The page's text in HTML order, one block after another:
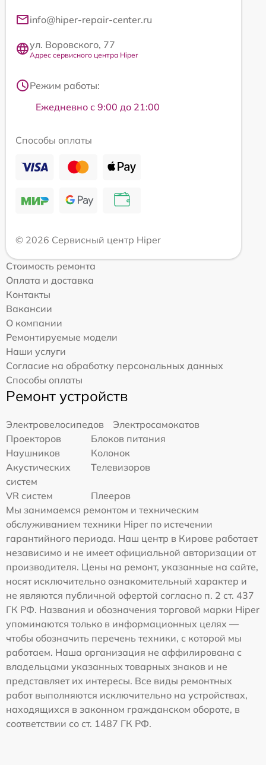
info@hiper-repair-center.ru
ул. Воровского, 77
Адрес сервисного центра Hiper
Режим работы:
Ежедневно с 9:00 до 21:00
Способы оплаты
© 2026 Сервисный центр Hiper
Стоимость ремонта
Оплата и доставка
Контакты
Вакансии
О компании
Ремонтируемые модели
Наши услуги
Согласие на обработку персональных данных
Способы оплаты
Ремонт устройств
Электровелосипедов
Электросамокатов
Проекторов
Блоков питания
Наушников
Колонок
Акустических
систем
Телевизоров
VR систем
Плееров
Мы занимаемся ремонтом и техническим
обслуживанием техники Hiper по истечении
гарантийного периода. Наш центр в Кирове работает
независимо и не имеет официальной авторизации от
производителя. Цены на ремонт, указанные на сайте,
носят исключительно ознакомительный характер и
не являются публичной офертой согласно п. 2 ст. 437
ГК РФ. Названия и обозначения торговой марки Hiper
упоминаются только в информационных целях —
чтобы обозначить перечень техники, с которой мы
работаем. Наша организация не аффилирована с
владельцами указанных товарных знаков и не
представляет их интересы. Все виды ремонтных
работ выполняются исключительно на устройствах,
находящихся в законном гражданском обороте, в
соответствии со ст. 1487 ГК РФ.